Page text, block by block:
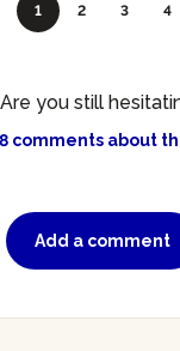
1 2 3 4
Are you still
comments about
Add a comment